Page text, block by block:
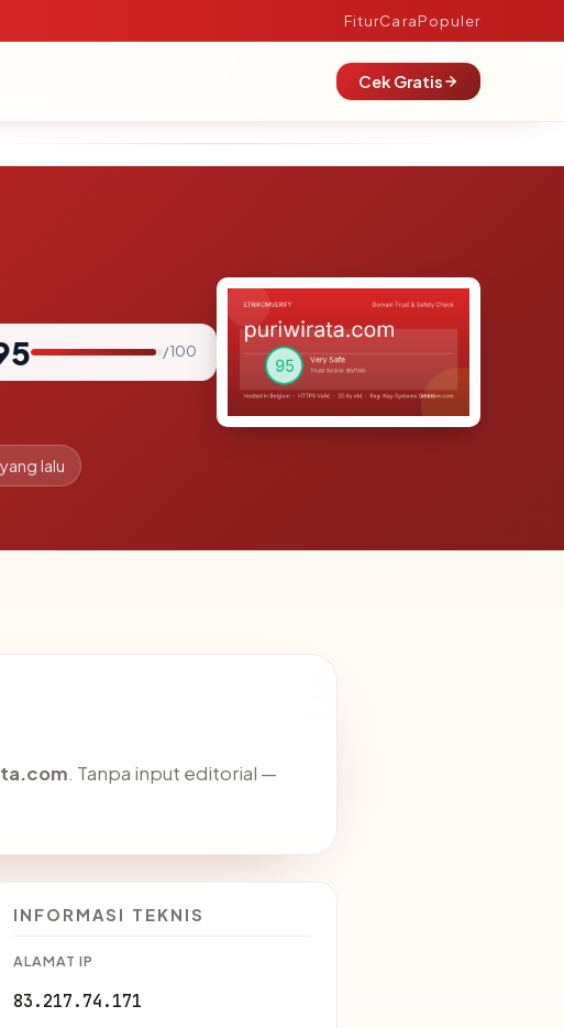
FiturCaraPopuler
Cek Gratis
/ 100
lalu
. Tanpa input editorial —
INFORMASI TEKNIS
ALAMAT IP
83.217.74.171